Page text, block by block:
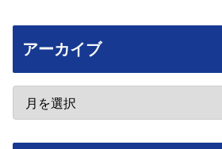
アーカイブ